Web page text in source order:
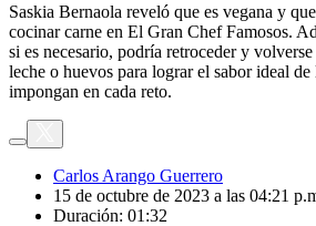
Saskia Bernaola reveló que es vegana y
cocinar carne en El Gran Chef Famosos.
si es necesario, podría retroceder y
leche o huevos para lograr el sabor ideal
impongan en cada reto.
Carlos Arango Guerrero
15 de octubre de 2023 a las 04:21
Duración: 01:32